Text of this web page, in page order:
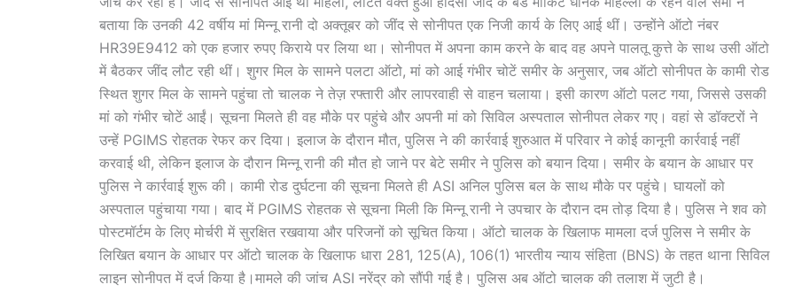
बताया कि उनकी 42 वर्षीय मां मिन्नू रानी दो अक्तूबर को जींद से सोनीपत एक निजी कार्य के लिए आई थीं। उन्होंने ऑटो नंबर
HR39E9412 को एक हजार रुपए किराये पर लिया था। सोनीपत में अपना काम करने के बाद वह अपने पालतू कुत्ते के साथ उसी ऑटो
में बैठकर जींद लौट रही थीं। शुगर मिल के सामने पलटा ऑटो, मां को आई गंभीर चोटें समीर के अनुसार, जब ऑटो सोनीपत के कामी रोड
स्थित शुगर मिल के सामने पहुंचा तो चालक ने तेज़ रफ्तारी और लापरवाही से वाहन चलाया। इसी कारण ऑटो पलट गया, जिससे उसकी
मां को गंभीर चोटें आईं। सूचना मिलते ही वह मौके पर पहुंचे और अपनी मां को सिविल अस्पताल सोनीपत लेकर गए। वहां से डॉक्टरों ने
उन्हें PGIMS रोहतक रेफर कर दिया। इलाज के दौरान मौत, पुलिस ने की कार्रवाई शुरुआत में परिवार ने कोई कानूनी कार्रवाई नहीं
करवाई थी, लेकिन इलाज के दौरान मिन्नू रानी की मौत हो जाने पर बेटे समीर ने पुलिस को बयान दिया। समीर के बयान के आधार पर
पुलिस ने कार्रवाई शुरू की। कामी रोड दुर्घटना की सूचना मिलते ही ASI अनिल पुलिस बल के साथ मौके पर पहुंचे। घायलों को
अस्पताल पहुंचाया गया। बाद में PGIMS रोहतक से सूचना मिली कि मिन्नू रानी ने उपचार के दौरान दम तोड़ दिया है। पुलिस ने शव को
पोस्टमॉर्टम के लिए मोर्चरी में सुरक्षित रखवाया और परिजनों को सूचित किया। ऑटो चालक के खिलाफ मामला दर्ज पुलिस ने समीर के
लिखित बयान के आधार पर ऑटो चालक के खिलाफ धारा 281, 125(A), 106(1) भारतीय न्याय संहिता (BNS) के तहत थाना सिविल
लाइन सोनीपत में दर्ज किया है।मामले की जांच ASI नरेंद्र को सौंपी गई है। पुलिस अब ऑटो चालक की तलाश में जुटी है।